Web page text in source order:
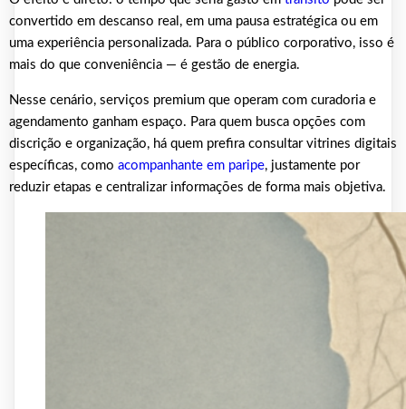
convertido em descanso real, em uma pausa estratégica ou em
uma experiência personalizada. Para o público corporativo, isso é
mais do que conveniência — é gestão de energia.
Nesse cenário, serviços premium que operam com curadoria e
agendamento ganham espaço. Para quem busca opções com
discrição e organização, há quem prefira consultar vitrines digitais
específicas, como acompanhante em paripe, justamente por
reduzir etapas e centralizar informações de forma mais objetiva.